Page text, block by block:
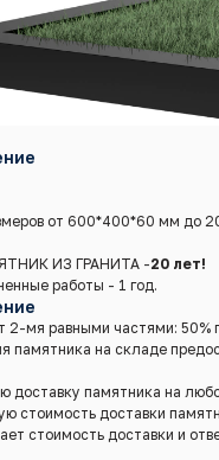
от 600*400*60 мм до
ИЗ ГРАНИТА -20 лет!
работы - 1 год.
2-мя равными частями: 50%
памятника на складе
доставку памятника на
стоимость доставки
стоимость доставки и